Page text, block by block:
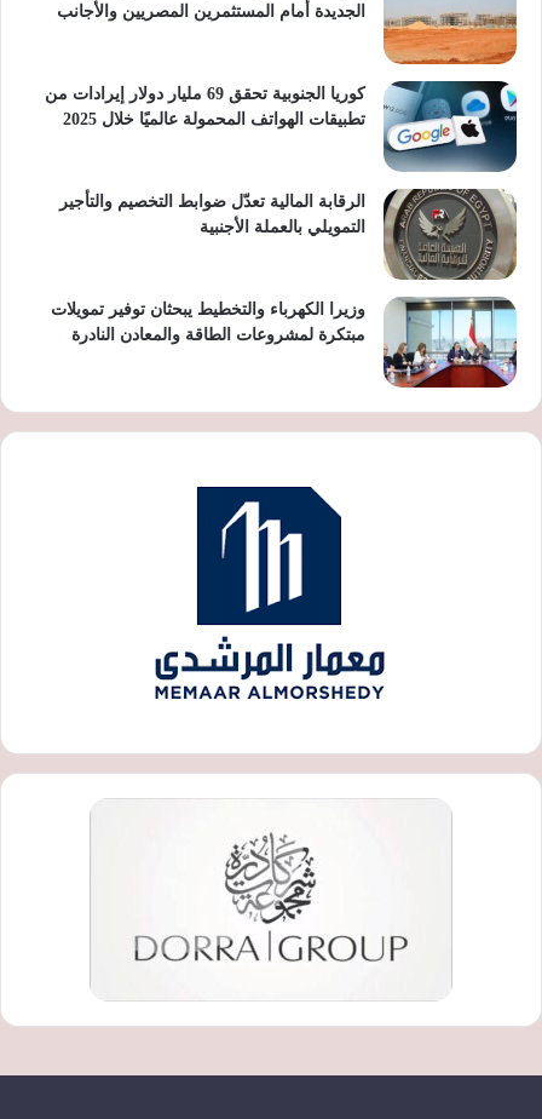
الجديدة أمام المستثمرين المصريين والأجانب
كوريا الجنوبية تحقق 69 مليار دولار إيرادات من
تطبيقات الهواتف المحمولة عالميًا خلال 2025
الرقابة المالية تعدّل ضوابط التخصيم والتأجير
التمويلي بالعملة الأجنبية
وزيرا الكهرباء والتخطيط يبحثان توفير تمويلات
مبتكرة لمشروعات الطاقة والمعادن النادرة